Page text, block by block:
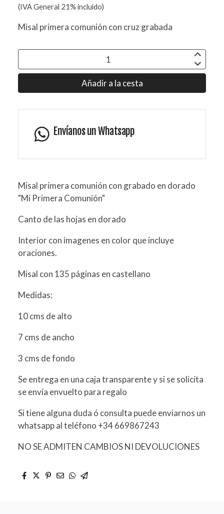
(IVA General 21% incluido)
Misal primera comunión con cruz grabada
Añadir a la cesta
Envíanos un Whatsapp
Misal primera comunión con grabado en dorado
"Mi Primera Comunión"
Canto de las hojas en dorado
Interior con imagenes en color que incluye
oraciones.
Misal con 135 páginas en castellano
Medidas:
10 cms de alto
7 cms de ancho
3 cms de fondo
Se entrega en una caja transparente y si se solicita
se envía envuelto para regalo
Si tiene alguna duda ó consulta puede enviarnos un
whatsapp al teléfono +34 669867243
NO SE ADMITEN CAMBIOS NI DEVOLUCIONES